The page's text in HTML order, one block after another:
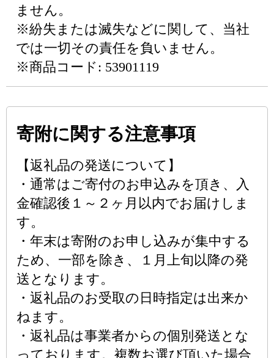
ません。
※紛失または滅失などに関して、当社
では一切その責任を負いません。
※商品コード: 53901119
寄附に関する注意事項
【返礼品の発送について】
・通常はご寄付のお申込みを頂き、入
金確認後１～２ヶ月以内でお届けしま
す。
・年末は寄附のお申し込みが集中する
ため、一部を除き、１月上旬以降の発
送となります。
・返礼品のお受取の日時指定は出来か
ねます。
・返礼品は事業者からの個別発送とな
っております。複数お選び頂いた場合